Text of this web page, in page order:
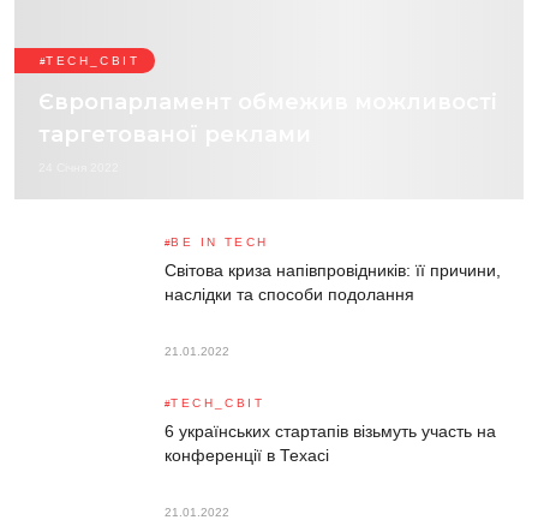
TECH_СВІТ
Європарламент обмежив можливості
таргетованої реклами
BE IN TECH
Світова криза напівпровідників: її причини,
наслідки та способи подолання
21.01.2022
TECH_СВІТ
6 українських стартапів візьмуть участь на
конференції в Техасі
21.01.2022